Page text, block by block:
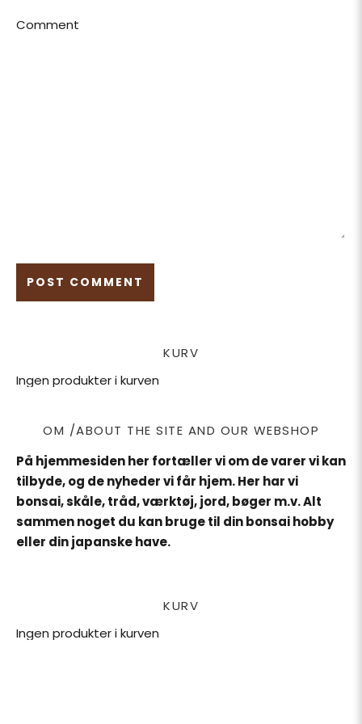
Comment
KURV
Ingen produkter i kurven
OM /ABOUT THE SITE AND OUR WEBSHOP
På hjemmesiden her fortæller vi om de varer vi kan
tilbyde, og de nyheder vi får hjem. Her har vi
bonsai, skåle, tråd, værktøj, jord, bøger m.v. Alt
sammen noget du kan bruge til din bonsai hobby
eller din japanske have.
KURV
Ingen produkter i kurven